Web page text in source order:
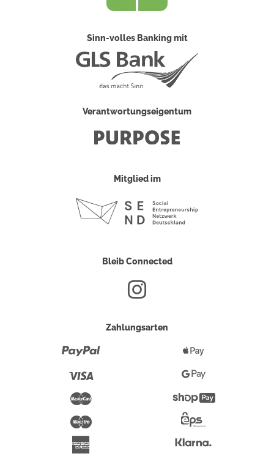
Sinn-volles Banking mit
Verantwortungseigentum
Mitglied im
Bleib Connected
Zahlungsarten
Maestro
Pay
Google
Pay
Überweisung